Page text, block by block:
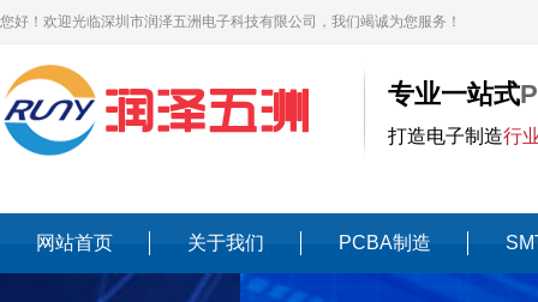
您好！欢迎光临深圳市润泽五洲电子科技有限公司，我们竭诚为您服务！
专业一站式
打造电子制造行
网站首页 关于我们 PCBA制造